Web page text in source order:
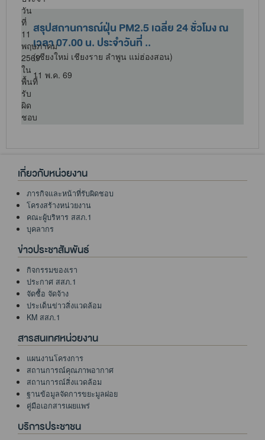
สรุปสถานการณ์ฝุ่น PM2.5 เฉลี่ย 24 ชั่วโมง ณ
เวลา 07.00 น. ประจำวันที่ ..
(เชียงใหม่ เชียงราย ลำพูน แม่ฮ่องสอน)
11 พ.ค. 69
เกี่ยวกับหน่วยงาน
ภารกิจและหน้าที่รับผิดชอบ
โครงสร้างหน่วยงาน
คณะผู้บริหาร สสภ.1
บุคลากร
ข่าวประชาสัมพันธ์
กิจกรรมของเรา
ประกาศ สสภ.1
จัดซื้อ จัดจ้าง
ประเด็นข่าวสิ่งแวดล้อม
KM สสภ.1
สารสนเทศหน่วยงาน
แผนงานโครงการ
สถานการณ์คุณภาพอากาศ
สถานการณ์สิ่งแวดล้อม
ฐานข้อมูลจัดการขยะมูลฝอย
คู่มือเอกสารเผยแพร่
บริการประชาชน